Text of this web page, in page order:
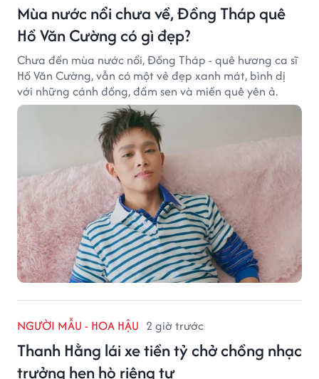
Mùa nước nổi chưa về, Đồng Tháp quê
Hồ Văn Cường có gì đẹp?
Chưa đến mùa nước nổi, Đồng Tháp - quê hương ca sĩ
Hồ Văn Cường, vẫn có một vẻ đẹp xanh mát, bình dị
với những cánh đồng, đầm sen và miền quê yên ả.
NGƯỜI MẪU - HOA HẬU 2 giờ trước
Thanh Hằng lái xe tiền tỷ chở chồng nhạc
trưởng hẹn hò riêng tư